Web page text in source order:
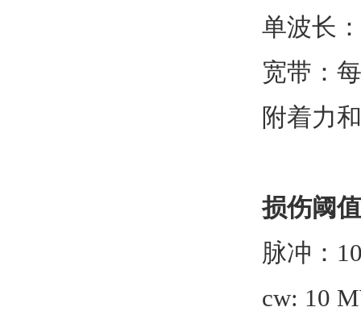
单波长
宽带：
附着力
损伤阈值
脉冲：
cw: 10